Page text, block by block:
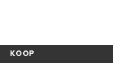
KOOP